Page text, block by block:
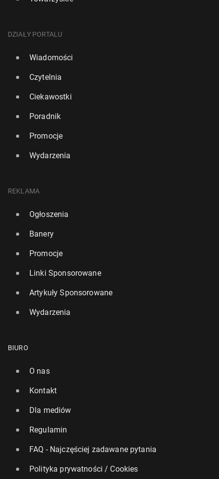
DZIAŁY PORTALU
Wiadomości
Czytelnia
Ciekawostki
Poradnik
Promocje
Wydarzenia
REKLAMA
Ogłoszenia
Banery
Promocje
Linki Sponsorowane
Artykuły Sponsorowane
Wydarzenia
BIURO
O nas
Kontakt
Dla mediów
Regulamin
FAQ - Najczęściej zadawane pytania
Polityka prywatności / Cookies